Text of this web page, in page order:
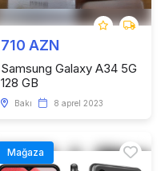
710 AZN
Samsung Galaxy A34 5G
128 GB
Bakı 8 aprel 2023
Mağaza